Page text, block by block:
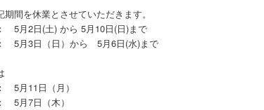
期間を休業とさせていただきます。
5月2日(土) から 5月10日(日)まで
5月3日（日）から 5月6日(水)まで
5月11日（月）
5月7日（木）